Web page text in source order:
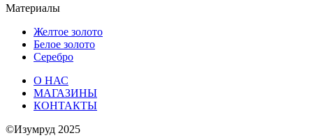
Материалы
Желтое золото
Белое золото
Серебро
О НАС
МАГАЗИНЫ
КОНТАКТЫ
©Изумруд 2025